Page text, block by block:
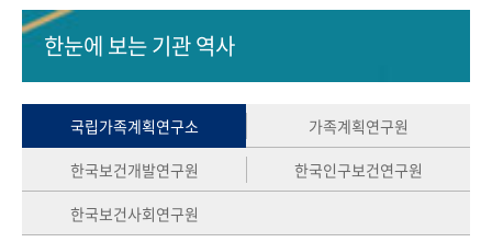
50+1 주년 기념
세계와 함께 한 KIHASA
VR 역사관
한눈에 보는기관 역사
국립가족계획연구소
가족계획연구원
한국보건개발연구원
한국인구보건연구원
한국보건사회연구원